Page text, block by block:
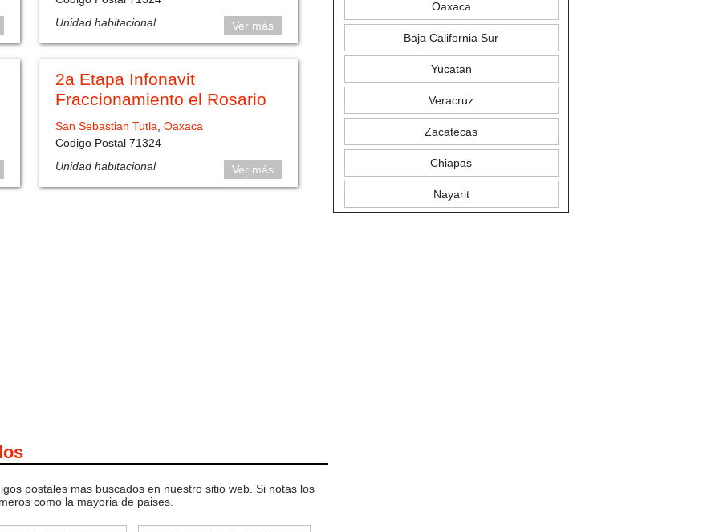
Unidad habitacional
Ver más
2a Etapa Infonavit
Fraccionamiento el Rosario
San Sebastian Tutla Oaxaca
Codigo Postal 71324
Unidad habitacional
Ver más
postales más buscados en nuestro sitio web. Si notas los
como la mayoria de paises.
Oaxaca
Baja California Sur
Yucatan
Veracruz
Zacatecas
Chiapas
Nayarit